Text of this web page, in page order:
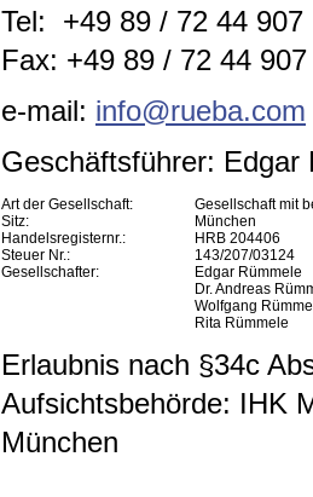
Tel: +49 89 / 72 44
Fax: +49 89 / 72 44
e-mail: info@rueba.com
Geschäftsführer: Edgar
Art der Gesellschaft:
Gesellschaft mit
Sitz:
München
Handelsregisternr.:
HRB 204406
Steuer Nr.:
143/207/03124
Gesellschafter:
Edgar Rümmele
Dr. Andreas
Wolfgang
Rita Rümmele
Erlaubnis nach §34c
Aufsichtsbehörde: IHK
München